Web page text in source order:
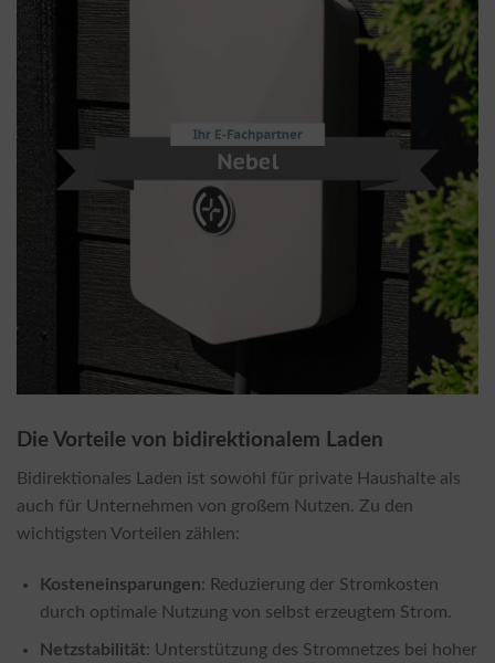
Die Vorteile von bidirektionalem Laden
Bidirektionales Laden ist sowohl für private Haushalte als
auch für Unternehmen von großem Nutzen. Zu den
wichtigsten Vorteilen zählen:
Kosteneinsparungen: Reduzierung der Stromkosten
durch optimale Nutzung von selbst erzeugtem Strom.
Netzstabilität: Unterstützung des Stromnetzes bei hoher